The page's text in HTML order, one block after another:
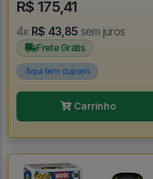
R$ 175,41
4x R$ 43,85 sem juros
Frete Grátis
Aqui tem cupom
Carrinho